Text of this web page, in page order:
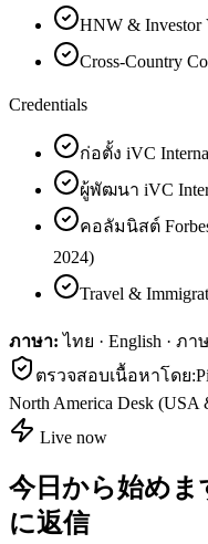
HNW & Investor
Cross-Country
Credentials
ก่อตั้ง iVC
ผู้พัฒนา iVC
คอลัมนิสต์
2024)
Travel &
ภาษา: ไทย · English · ภ
ตรวจสอบเนื้อหาโดย:
North America Desk (USA
Live now
今日から始めま
に返信